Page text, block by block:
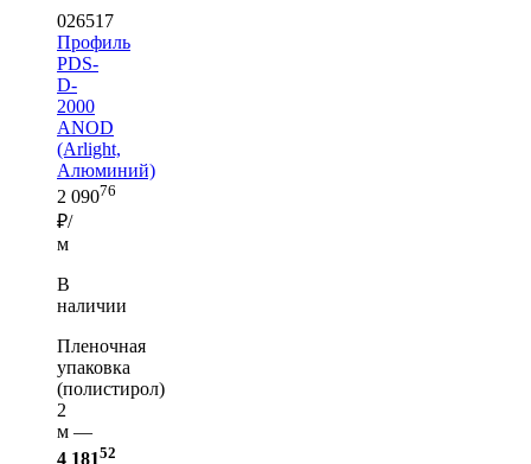
026517
Профиль
PDS-
D-
2000
ANOD
(Arlight,
Алюминий)
2 09076
₽/
м
В
наличии
Пленочная
упаковка
(полистирол)
2
м —
4 18152